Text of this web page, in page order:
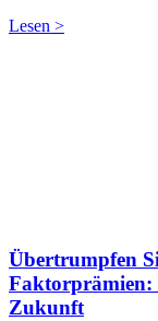
Lesen >
Übertrumpfen
Faktorprämien:
Zukunft